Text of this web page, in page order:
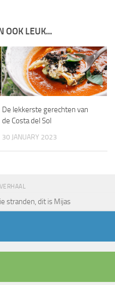
OOK LEUK...
De lekkerste gerechten van
de Costa del Sol
30 JANUARY 2023
stranden, dit is Mijas